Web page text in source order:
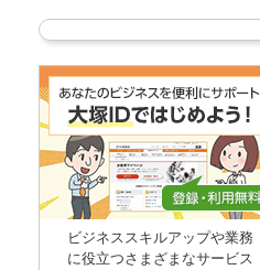
ビジネススキルアップや業務
に役立つさまざまなサービス